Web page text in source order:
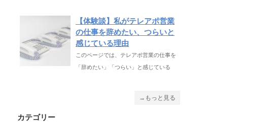
【体験談】私がテレアポ営業
の仕事を辞めたい、つらいと
感じている理由
このページでは、テレアポ営業の仕事を
「辞めたい」「つらい」と感じている
→もっと見る
カテゴリー